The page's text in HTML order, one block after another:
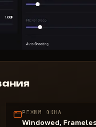
РЕЖИМ ОКНА
Windowed,